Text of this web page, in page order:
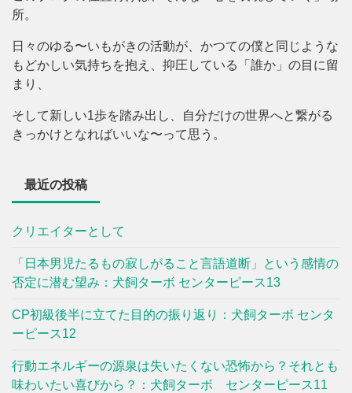
所。
日々のゆる〜いもがきの活動が、かつての僕と同じような
もどかしい気持ちを抱え、抑圧している「誰か」の目に留
まり、
そして新しい1歩を踏み出し、自分だけの世界へと繋がる
きっかけとなればいいな〜って思う。
最近の投稿
クリエイターとして
「日本男児たるもの寂しがること言語道断」という感情の
否定に潜む望み：犬飼ターボ センターピース13
CP初級後半に立てた目的の振り返り：犬飼ターボ センタ
ーピース12
行動エネルギーの源泉は失いたくない恐怖から？それとも
味わいたい喜びから？：犬飼ターボ センターピース11